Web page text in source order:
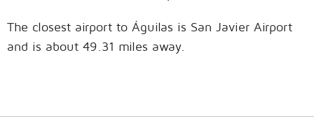
The closest airport to Águilas is San Javier Airport
and is about 49.31 miles away.